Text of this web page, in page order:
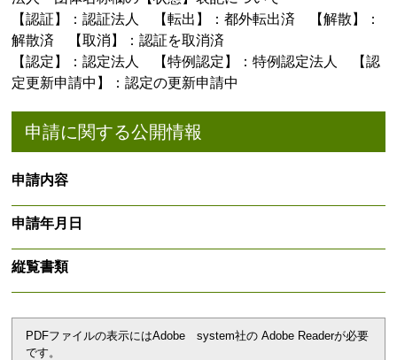
【認証】：認証法人 【転出】：都外転出済 【解散】：
解散済 【取消】：認証を取消済
【認定】：認定法人 【特例認定】：特例認定法人 【認
定更新申請中】：認定の更新申請中
申請に関する公開情報
申請内容
申請年月日
縦覧書類
PDFファイルの表示にはAdobe system社の Adobe Readerが必要
です。